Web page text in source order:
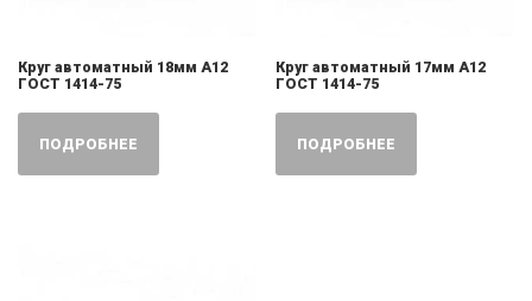
Круг автоматный 18мм А12
ГОСТ 1414-75
ПОДРОБНЕЕ
Круг автоматный 17мм А12
ГОСТ 1414-75
ПОДРОБНЕЕ